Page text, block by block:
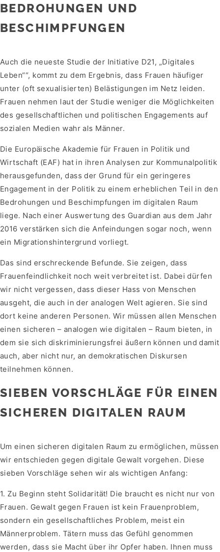
BEDROHUNGEN UND
BESCHIMPFUNGEN
Auch die neueste Studie der Initiative D21, „Digitales
Leben““, kommt zu dem Ergebnis, dass Frauen häufiger
unter (oft sexualisierten) Belästigungen im Netz leiden.
Frauen nehmen laut der Studie weniger die Möglichkeiten
des gesellschaftlichen und politischen Engagements auf
sozialen Medien wahr als Männer.
Die Europäische Akademie für Frauen in Politik und
Wirtschaft (EAF) hat in ihren Analysen zur Kommunalpolitik
herausgefunden, dass der Grund für ein geringeres
Engagement in der Politik zu einem erheblichen Teil in den
Bedrohungen und Beschimpfungen im digitalen Raum
liege. Nach einer Auswertung des Guardian aus dem Jahr
2016 verstärken sich die Anfeindungen sogar noch, wenn
ein Migrationshintergrund vorliegt.
Das sind erschreckende Befunde. Sie zeigen, dass
Frauenfeindlichkeit noch weit verbreitet ist. Dabei dürfen
wir nicht vergessen, dass dieser Hass von Menschen
ausgeht, die auch in der analogen Welt agieren. Sie sind
dort keine anderen Personen. Wir müssen allen Menschen
einen sicheren – analogen wie digitalen – Raum bieten, in
dem sie sich diskriminierungsfrei äußern können und damit
auch, aber nicht nur, an demokratischen Diskursen
teilnehmen können.
SIEBEN VORSCHLÄGE FÜR EINEN
SICHEREN DIGITALEN RAUM
Um einen sicheren digitalen Raum zu ermöglichen, müssen
wir entschieden gegen digitale Gewalt vorgehen. Diese
sieben Vorschläge sehen wir als wichtigen Anfang:
1. Zu Beginn steht Solidarität! Die braucht es nicht nur von
Frauen. Gewalt gegen Frauen ist kein Frauenproblem,
sondern ein gesellschaftliches Problem, meist ein
Männerproblem. Tätern muss das Gefühl genommen
werden, dass sie Macht über ihr Opfer haben. Ihnen muss